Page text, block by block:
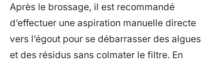
Après le brossage, il est recommandé
d’effectuer une aspiration manuelle directe
vers l’égout pour se débarrasser des algues
et des résidus sans colmater le filtre. En